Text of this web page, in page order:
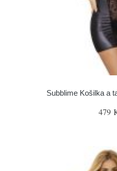
Subblime Košilka a
479